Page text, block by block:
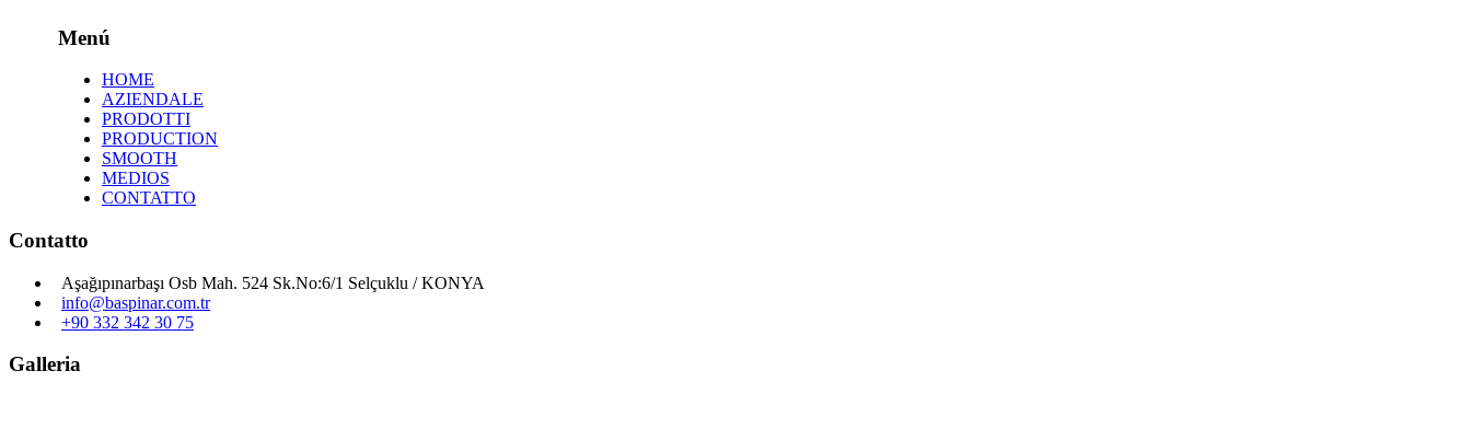
Menú
HOME
AZIENDALE
PRODOTTI
PRODUCTION
SMOOTH
MEDIOS
CONTATTO
Contatto
Aşağıpınarbaşı Osb Mah. 524 Sk.No:6/1 Selçuklu / KONYA
info@baspinar.com.tr
+90 332 342 30 75
Galleria